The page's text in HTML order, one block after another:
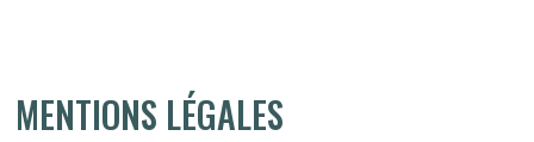
MENTIONS LÉGALES